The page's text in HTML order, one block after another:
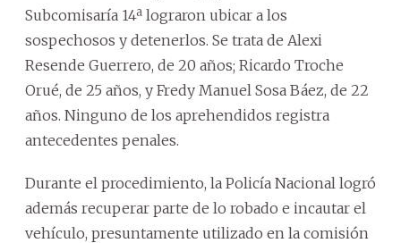
Subcomisaría 14ª lograron ubicar a los
sospechosos y detenerlos. Se trata de Alexi
Resende Guerrero, de 20 años; Ricardo Troche
Orué, de 25 años, y Fredy Manuel Sosa Báez, de 22
años. Ninguno de los aprehendidos registra
antecedentes penales.
Durante el procedimiento, la Policía Nacional logró
además recuperar parte de lo robado e incautar el
vehículo, presuntamente utilizado en la comisión